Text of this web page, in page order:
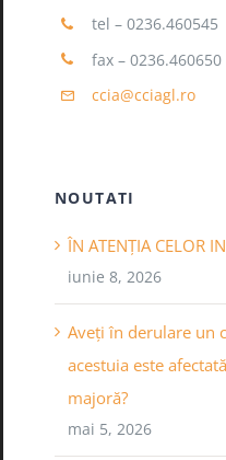
tel – 0236.460545
fax – 0236.460650
ccia@cciagl.ro
NOUTATI
ÎN ATENȚIA CELOR
iunie 8, 2026
Aveți în derulare un
acestuia este
majoră?
mai 5, 2026